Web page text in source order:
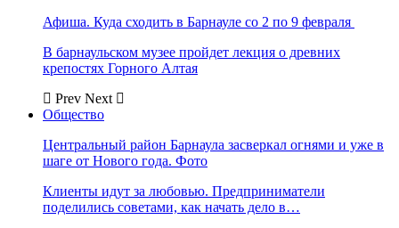
Афиша. Куда сходить в Барнауле со 2 по 9 февраля
В барнаульском музее пройдет лекция о древних
крепостях Горного Алтая
Prev Next
Общество
Центральный район Барнаула засверкал огнями и уже в
шаге от Нового года. Фото
Клиенты идут за любовью. Предприниматели
поделились советами, как начать дело в…